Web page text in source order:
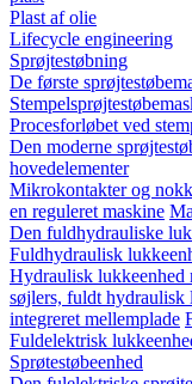
Plast af olie
Lifecycle engineering
Sprøjtestøbning
De første
Procesforløbet ved
Den moderne
hovedelementer
Mikrokontakter og
en reguleret maskine
Den fuldhydrauliske
Fuldhydraulisk
Hydraulisk lukkeenhed
søjlers, fuldt hydraulisk
integreret mellemplade
Fuldelektrisk
Sprøtestøbeenhed